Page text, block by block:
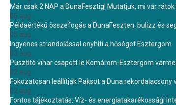
Már csak 2 NAP a DunaFesztig! Mutatjuk, mi vár
05 aug.
Példaértékű összefogás a DunaFeszten: bulizz és
05 aug.
Ingyenes strandolással enyhíti a hőséget Esztergom
03 aug.
Pusztító vihar csapott le Komárom-Esztergom
02 aug.
Fokozatosan leállítják Paksot a Duna
02 aug.
Fontos tájékoztatás: Víz- és energiatakarékossági